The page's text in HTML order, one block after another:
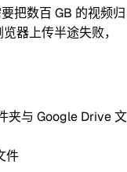
把数百 GB 的视频归
器上传半途失败，
夹与 Google Drive 文
件